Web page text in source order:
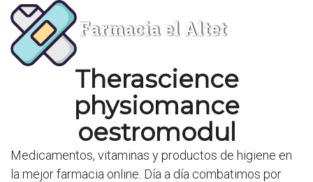
Farmacia el Altet
Therascience
physiomance
oestromodul
Medicamentos, vitaminas y productos de higiene en
la mejor farmacia online. Día a día combatimos por